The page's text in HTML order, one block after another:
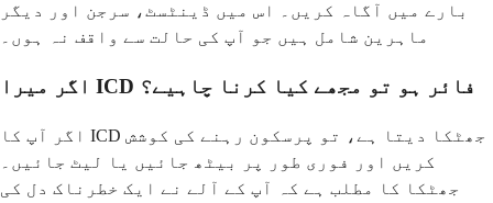
بارے میں آگاہ کریں۔ اس میں ڈینٹسٹ، سرجن اور دیگر
ماہرین شامل ہیں جو آپ کی حالت سے واقف نہ ہوں۔
اگر میرا ICD فائر ہو تو مجھے کیا کرنا چاہیے؟
اگر آپ کا ICD جھٹکا دیتا ہے، تو پرسکون رہنے کی کوشش
کریں اور فوری طور پر بیٹھ جائیں یا لیٹ جائیں۔
جھٹکا کا مطلب ہے کہ آپ کے آلے نے ایک خطرناک دل کی